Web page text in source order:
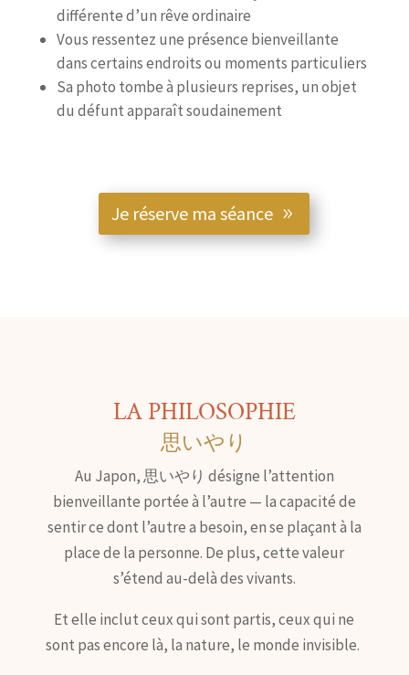
différente d’un rêve ordinaire
Vous ressentez une présence bienveillante
dans certains endroits ou moments particuliers
Sa photo tombe à plusieurs reprises, un objet
du défunt apparaît soudainement
Je réserve ma séance
LA PHILOSOPHIE
思いやり
Au Japon, 思いやり désigne l’attention
bienveillante portée à l’autre — la capacité de
sentir ce dont l’autre a besoin, en se plaçant à la
place de la personne. De plus, cette valeur
s’étend au-delà des vivants.
Et elle inclut ceux qui sont partis, ceux qui ne
sont pas encore là, la nature, le monde invisible.